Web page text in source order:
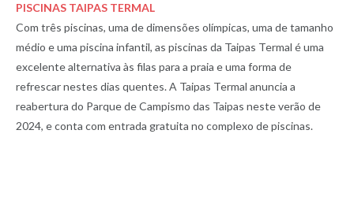
PISCINAS TAIPAS TERMAL
Com três piscinas, uma de dimensões olímpicas, uma de tamanho
médio e uma piscina infantil, as piscinas da Taipas Termal é uma
excelente alternativa às filas para a praia e uma forma de
refrescar nestes dias quentes. A Taipas Termal anuncia a
reabertura do Parque de Campismo das Taipas neste verão de
2024, e conta com entrada gratuita no complexo de piscinas.